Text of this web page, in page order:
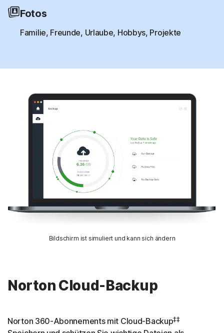
Fotos
Familie, Freunde, Urlaube, Hobbys, Projekte
Bildschirm ist simuliert und kann sich ändern
Norton Cloud-Backup
Norton 360-Abonnements mit Cloud-Backup‡‡